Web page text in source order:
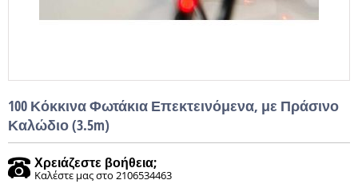
100 Κόκκινα Φωτάκια Επεκτεινόμενα, με Πράσινο
Καλώδιο (3.5m)
Χρειάζεστε βοήθεια;
Καλέστε μας στο 2106534463